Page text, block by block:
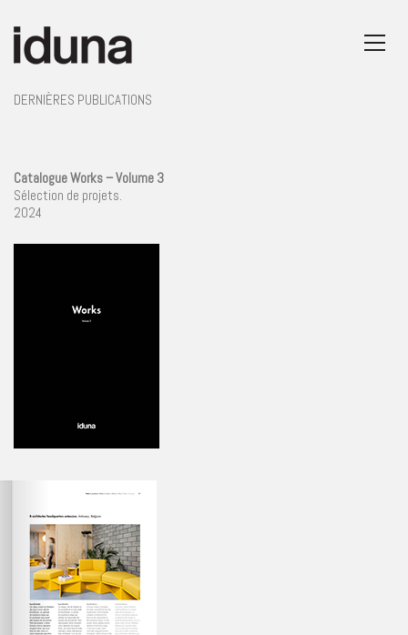
DERNIÈRES PUBLICATIONS
Catalogue Works – Volume 3
Sélection de projets.
2024